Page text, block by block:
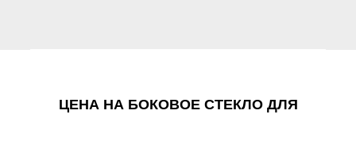
ЦЕНА НА БОКОВОЕ СТЕКЛО ДЛЯ